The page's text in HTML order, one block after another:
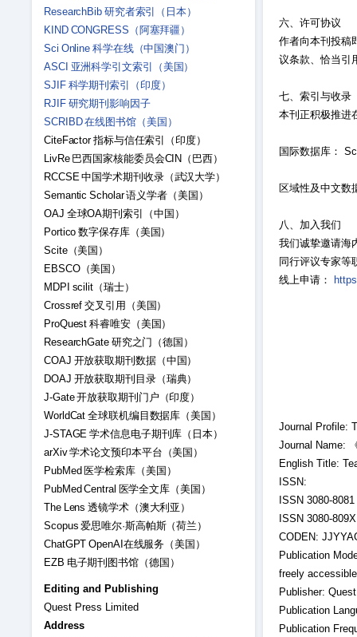
ResearchBib 研究者索引（日本）
KIND CONGRESS（阿塞拜疆）
Sci Online 科学在线（中国澳门）
ASCI 亚洲科学引文索引（美国）
SJIF 科学期刊索引（印度）
RJIF 研究期刊影响因子
SCRIBD 在线图书馆（美国）
CiteFactor 指标与信任索引（印度）
LivRe 巴西国家核能委员会CIN（巴西）
RCCSE 中国学术期刊收录（武汉大学）
Semantic Scholar 语义学者（美国）
OAJ 全球OA期刊索引（中国）
Portico 数字保存库（美国）
Scite（美国）
EBSCO（美国）
MDPI scilit（瑞士）
Crossref 交叉引用（美国）
ProQuest 科睿唯安（美国）
ResearchGate 研究之门（德国）
COAJ 开放获取期刊数据（中国）
DOAJ 开放获取期刊目录（瑞典）
J-Gate 开放获取期刊门户（印度）
WorldCat 全球联机编目数据库（美国）
J-STAGE 学术信息电子期刊库（日本）
arXiv 学术论文预印本平台（美国）
PubMed 医学检索库（美国）
PubMed Central 医学全文库（美国）
The Lens 透镜学术（澳大利亚）
Scopus 爱思唯尔·斯高帕斯（荷兰）
ChatGPT OpenAI在线服务（美国）
EZB 电子期刊图书馆（德国）
Editing and Publishing
Quest Press Limited
Address
六、许可协议
作者向本刊投稿
议条款、恰当引
七、索引与收录
本刊正积极推进
国际数据库：
区域性及中文数
八、加入我们
我们诚挚邀请海
同行评议专家等
线上申请：
Journal Profile:
Journal Name:
English Title:
ISSN:
ISSN 3080-
ISSN 3080-
CODEN:
Publication
freely
Publisher:
Publication
Publication